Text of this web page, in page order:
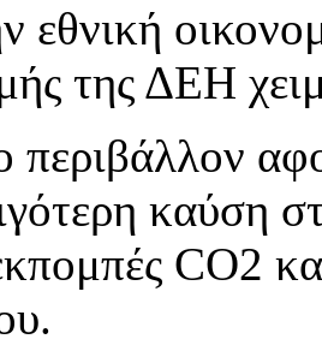
εθνική
της ΔΕΗ
περιβάλλον
καύση
CO2